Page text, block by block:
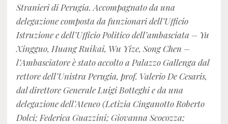
Stranieri di Perugia. Accompagnato da una
delegazione composta da funzionari dell’Ufficio
Istruzione e dell’Ufficio Politico dell’ambasciata – Yu
Xingguo, Huang Ruikai, Wu Yize, Song Chen –
l’Ambasciatore è stato accolto a Palazzo Gallenga dal
rettore dell’Unistra Perugia, prof. Valerio De Cesaris,
dal direttore Generale Luigi Botteghi e da una
delegazione dell’Ateneo (Letizia Cinganotto Roberto
Dolci; Federica Guazzini; Giovanna Scocozza;